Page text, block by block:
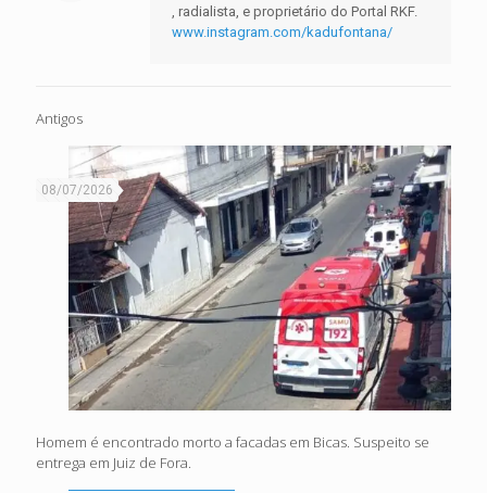
, radialista, e proprietário do Portal RKF.
www.instagram.com/kadufontana/
Antigos
08/07/2026
Homem é encontrado morto a facadas em Bicas. Suspeito se
entrega em Juiz de Fora.